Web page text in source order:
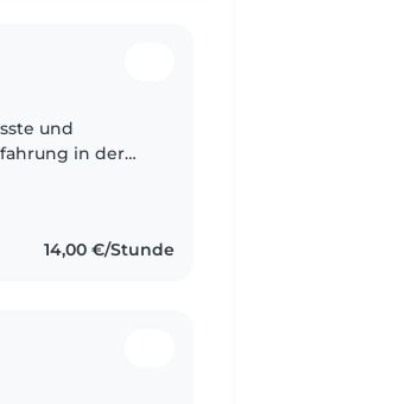
und
in der
14,00 €/Stunde